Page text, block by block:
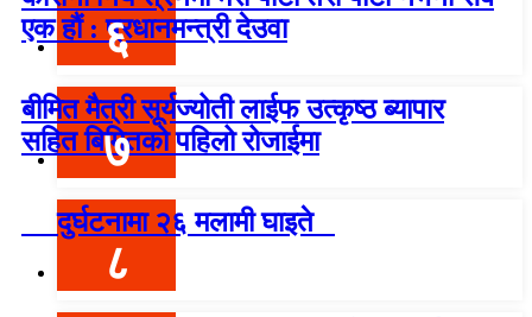
एक हौं : प्रधानमन्त्री देउवा
६
बीमित मैत्री सूर्यज्योती लाईफ उत्कृष्ठ ब्यापार
सहित बिमितको पहिलो रोजाईमा
७
दुर्घटनामा २६ मलामी घाइते
८